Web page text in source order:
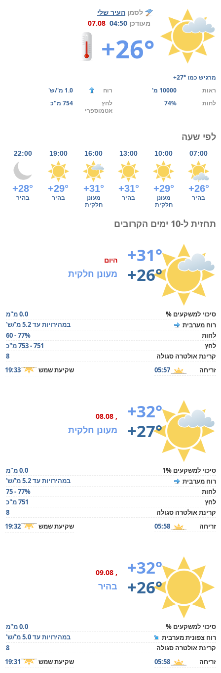
לסמן העיר שלי
מעודכן 04:50
07.08
+26°
מרגיש כמו +27°
ראות
10000 מ' רוח
1.0 מ'/ש'
לחות
74%
לחץ
אטמוספרי
754 מ"כ
לפי שעה
07:00
10:00
13:00
16:00
19:00
22:00
+26°
+29°
+31°
+31°
+29°
+28°
בהיר
מעונן
חלקית
בהיר
מעונן
חלקית
בהיר בהיר
תחזית ל-10 ימים הקרובים
+31°
+26°
היום
מעונן חלקית
סיכוי למשקעים %
0.0 מ"מ
רוח מערבית
במהירויות עד 5.2 מ'/ש'
לחות
60 - 77%
לחץ
751 - 753 מ"כ
קרינת אולטרה סגולה
8
זריחה
05:57 שקיעת שמש 19:33
+32°
+27°
, 08.08
מעונן חלקית
סיכוי למשקעים 1%
0.0 מ"מ
רוח מערבית
במהירויות עד 5.2 מ'/ש'
לחות
75 - 77%
לחץ
751 מ"כ
קרינת אולטרה סגולה
8
זריחה
05:58 שקיעת שמש 19:32
+32°
+26°
, 09.08
בהיר
סיכוי למשקעים %
0.0 מ"מ
רוח צפונית מערבית
במהירויות עד 5.0 מ'/ש'
קרינת אולטרה סגולה
8
זריחה
05:58 שקיעת שמש 19:31